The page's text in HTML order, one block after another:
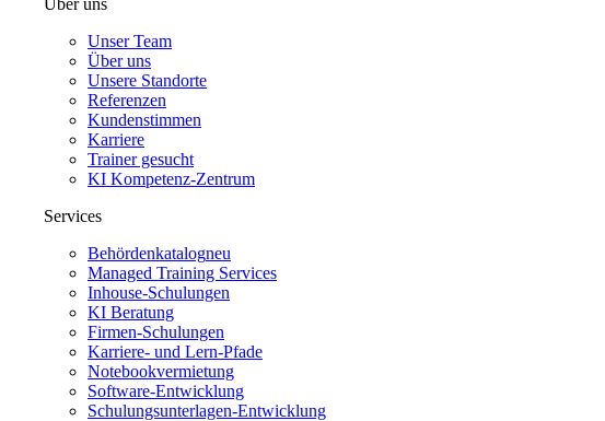
Über uns
Unser Team
Über uns
Unsere Standorte
Referenzen
Kundenstimmen
Karriere
Trainer gesucht
KI Kompetenz-Zentrum
Services
Behördenkatalogneu
Managed Training Services
Inhouse-Schulungen
KI Beratung
Firmen-Schulungen
Karriere- und Lern-Pfade
Notebookvermietung
Software-Entwicklung
Schulungsunterlagen-Entwicklung